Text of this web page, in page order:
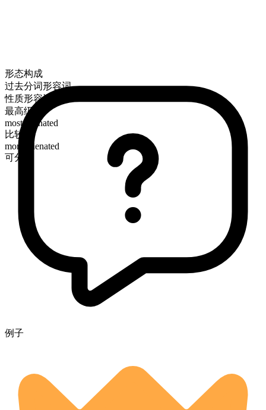
形态构成
过去分词形容词
性质形容词
最高级
most alienated
比较级
more alienated
可分级
例子